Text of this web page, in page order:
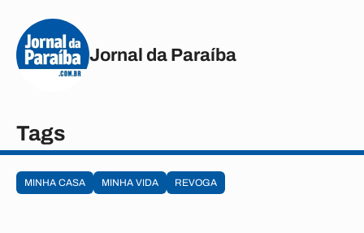
Jornal da Paraíba
Tags
MINHA CASA MINHA VIDA REVOGA